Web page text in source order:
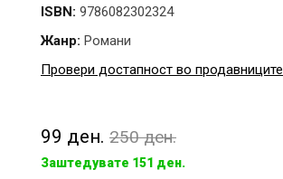
ISBN: 9786082302324
Жанр: Романи
Провери достапност во продавниците
99 ден. 250 ден.
Заштедувате 151 ден.